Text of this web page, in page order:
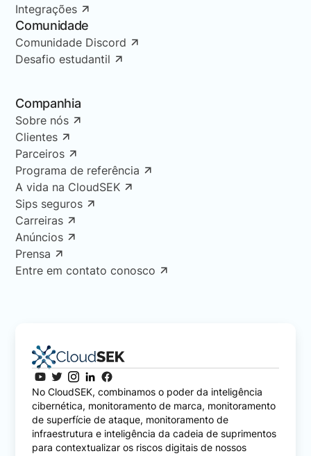
Integrações
Comunidade
Comunidade Discord
Desafio estudantil
Companhia
Sobre nós
Clientes
Parceiros
Programa de referência
A vida na CloudSEK
Sips seguros
Carreiras
Anúncios
Prensa
Entre em contato conosco
No CloudSEK, combinamos o poder da inteligência
cibernética, monitoramento de marca, monitoramento
de superfície de ataque, monitoramento de
infraestrutura e inteligência da cadeia de suprimentos
para contextualizar os riscos digitais de nossos